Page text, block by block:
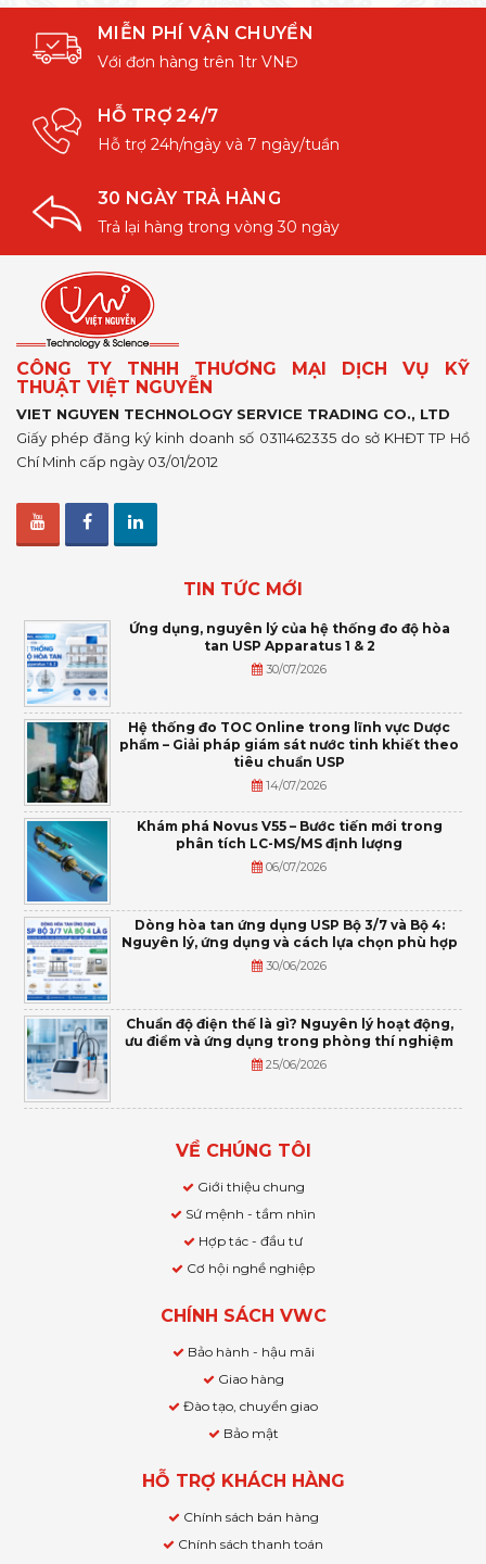
MIỄN PHÍ VẬN CHUYỂN
Với đơn hàng trên 1tr VNĐ
HỖ TRỢ 24/7
Hỗ trợ 24h/ngày và 7 ngày/tuần
30 NGÀY TRẢ HÀNG
Trả lại hàng trong vòng 30 ngày
CÔNG TY TNHH THƯƠNG MẠI DỊCH VỤ KỸ
THUẬT VIỆT NGUYỄN
VIET NGUYEN TECHNOLOGY SERVICE TRADING CO., LTD
Giấy phép đăng ký kinh doanh số 0311462335 do sở KHĐT TP Hồ
Chí Minh cấp ngày 03/01/2012
TIN TỨC MỚI
Ứng dụng, nguyên lý của hệ thống đo độ hòa
tan USP Apparatus 1 & 2
30/07/2026
Hệ thống đo TOC Online trong lĩnh vực Dược
phẩm – Giải pháp giám sát nước tinh khiết theo
tiêu chuẩn USP
14/07/2026
Khám phá Novus V55 – Bước tiến mới trong
phân tích LC-MS/MS định lượng
06/07/2026
Dòng hòa tan ứng dụng USP Bộ 3/7 và Bộ 4:
Nguyên lý, ứng dụng và cách lựa chọn phù hợp
30/06/2026
Chuẩn độ điện thế là gì? Nguyên lý hoạt động,
ưu điểm và ứng dụng trong phòng thí nghiệm
25/06/2026
VỀ CHÚNG TÔI
Giới thiệu chung
Sứ mệnh - tầm nhìn
Hợp tác - đầu tư
Cơ hội nghề nghiệp
CHÍNH SÁCH VWC
Bảo hành - hậu mãi
Giao hàng
Đào tạo, chuyển giao
Bảo mật
HỖ TRỢ KHÁCH HÀNG
Chính sách bán hàng
Chính sách thanh toán